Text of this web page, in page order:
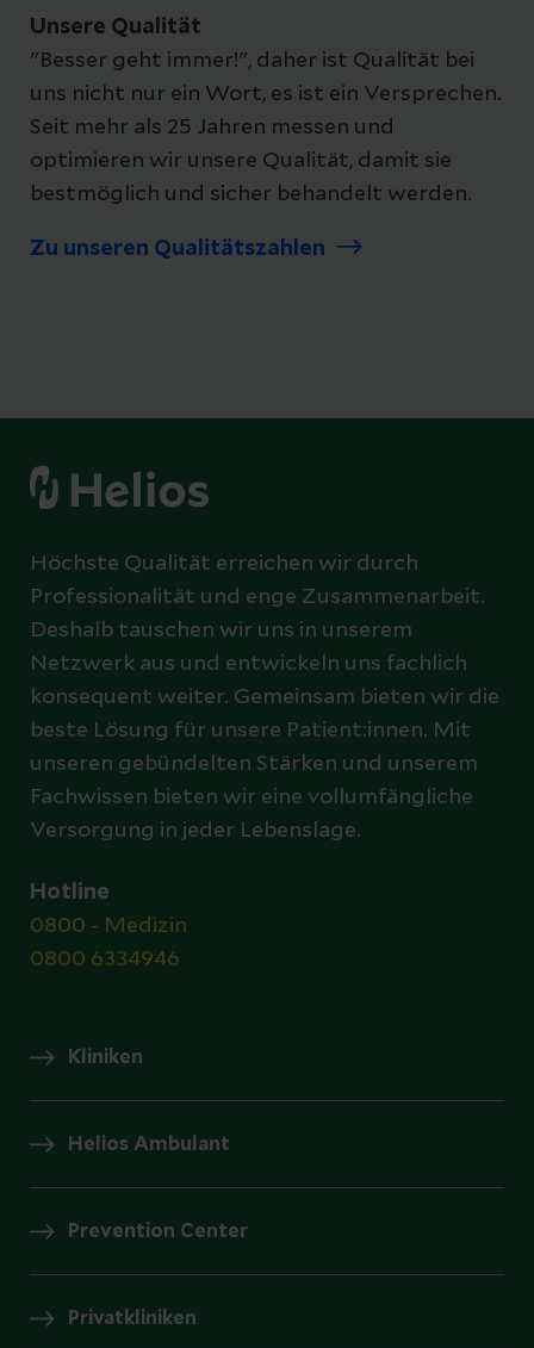
Unsere Qualität
"Besser geht immer!", daher ist Qualität bei
uns nicht nur ein Wort, es ist ein Versprechen.
Seit mehr als 25 Jahren messen und
optimieren wir unsere Qualität, damit sie
bestmöglich und sicher behandelt werden.
Zu unseren Qualitätszahlen
Höchste Qualität erreichen wir durch
Professionalität und enge Zusammenarbeit.
Deshalb tauschen wir uns in unserem
Netzwerk aus und entwickeln uns fachlich
konsequent weiter. Gemeinsam bieten wir die
beste Lösung für unsere Patient:innen. Mit
unseren gebündelten Stärken und unserem
Fachwissen bieten wir eine vollumfängliche
Versorgung in jeder Lebenslage.
Hotline
0800 - Medizin
0800 6334946
Kliniken
Helios Ambulant
Prevention Center
Privatkliniken